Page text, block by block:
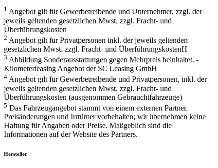
1 Angebot gilt für Gewerbetreibende und Unternehmer, zzgl. der
jeweils geltenden gesetzlichen Mwst. zzgl. Fracht- und
Überführungskosten
2 Angebot gilt für Privatpersonen inkl. der jeweils geltenden
gesetzlichen Mwst. zzgl. Fracht- und ÜberführungskostenH
3 Abbildung Sonderausstattungen gegen Mehrpreis beinhaltet. -
Kilometerleasing Angebot der SC Leasing GmbH
4 Angebot gilt für Gewerbetreibende und Privatpersonen, inkl. der
jeweils geltenden gesetzlichen Mwst. zzgl. Fracht- und
Überführungskosten (ausgenommen Gebrauchtfahrzeuge)
5 Das Fahrzeugangebot stammt von einem externen Partner.
Preisänderungen und Irrtümer vorbehalten; wir übernehmen keine
Haftung für Angaben oder Preise. Maßgeblich sind die
Informationen auf der Website des Partners.
Hersteller